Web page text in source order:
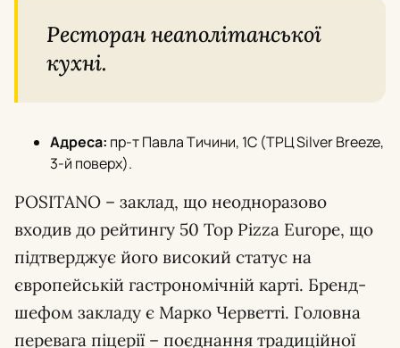
Ресторан неаполітанської
кухні.
Адреса: пр-т Павла Тичини, 1C (ТРЦ Silver Breeze,
3-й поверх).
POSITANO – заклад, що неодноразово
входив до рейтингу 50 Top Pizza Europe, що
підтверджує його високий статус на
європейській гастрономічній карті. Бренд-
шефом закладу є Марко Черветті. Головна
перевага піцерії – поєднання традиційної